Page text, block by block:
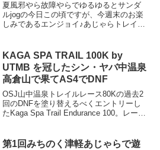
夏風邪やら故障やらでゆるゆるとサンダ
ルjogの今日この頃ですが、今週末のお楽
しみであるエンジョイ♪あじゃらトレイル
ったらしくいい番号で到着しましたね
ー。受付が7:0...
KAGA SPA TRAIL 100K by
UTMB を冠したシン・ヤバ中温泉
高倉山で果てAS4でDNF
OSJ山中温泉トレイルレース80Kの過去2
回のDNFを塗り替えるべくエントリーし
たKaga Spa Trail Endurance 100。レース
歯が立たずAS4でリタ...
第1回みちのく津軽あじゃらで遊